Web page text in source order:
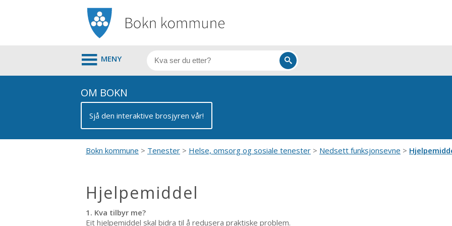
MENY
OM BOKN
Sjå den interaktive brosjyren vår!
Bokn kommune Tenester Helse, omsorg og sosiale tenester Nedsett funksjonsevne
Hjelpemiddel
1. Kva tilbyr me?
Eit hjelpemiddel skal bidra til å redusera praktiske problem.